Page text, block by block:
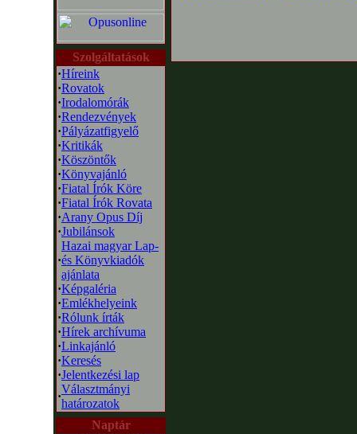
Szolgáltatások
·Híreink
·Rovatok
·Irodalomórák
·Rendezvények
·Pályázatfigyelő
·Kritikák
·Köszöntők
·Könyvajánló
·Fiatal Írók Köre
·Fiatal Írók Rovata
·Arany Opus Díj
·Jubilánsok
·
Hazai magyar Lap-
és Könyvkiadók
ajánlata
·Képgaléria
·Emlékhelyeink
·Rólunk írták
·Hírek archívuma
·Linkajánló
·Keresés
·Jelentkezési lap
·
Választmányi
határozatok
Naptár